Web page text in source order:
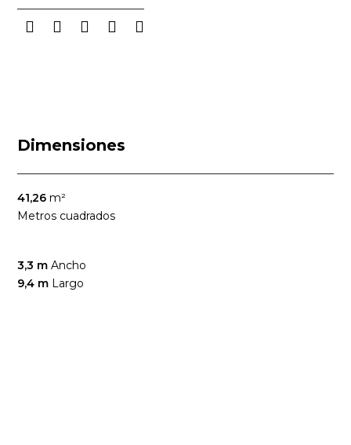
Dimensiones
41,26m²
Metros cuadrados
3,3 m Ancho
9,4 m Largo